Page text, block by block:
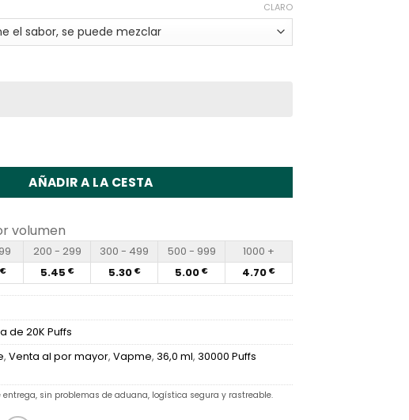
CLARO
30000 Puffs Disposable Vape Wholesale
AÑADIR A LA CESTA
volumen
200 - 299 300 - 499 500 - 999
1000 +
€ 5.45 € 5.30 € 5.00 € 4.70 €
de 20K Puffs
, Venta al por mayor, Vapme, 36,0 ml, 30000 Puffs
entrega, sin problemas de aduana, logística segura y rastreable.